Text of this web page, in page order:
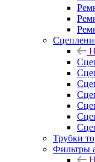
Трубки
Фильтры